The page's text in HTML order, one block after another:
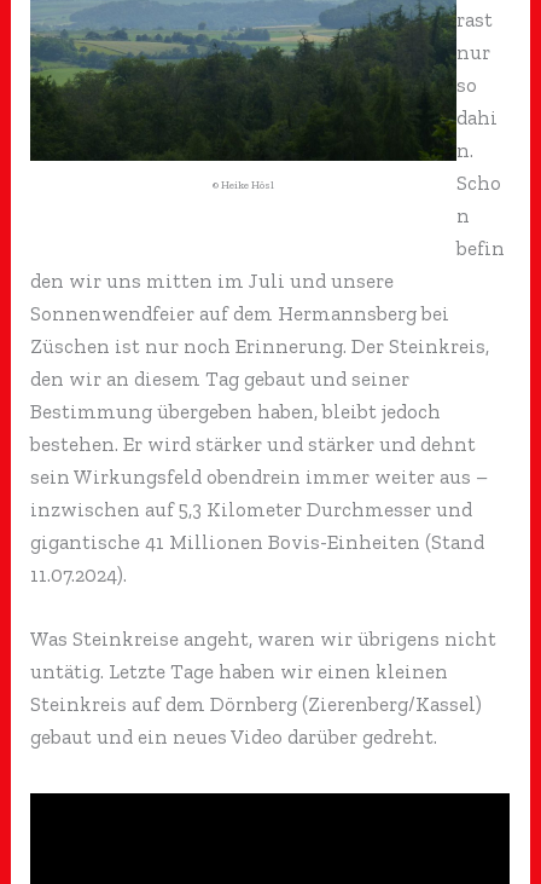
© Heike Hösl
rast
nur
so
dahi
n.
Scho
n
befin
den wir uns mitten im Juli und unsere
Sonnenwendfeier auf dem Hermannsberg bei
Züschen ist nur noch Erinnerung. Der Steinkreis,
den wir an diesem Tag gebaut und seiner
Bestimmung übergeben haben, bleibt jedoch
bestehen. Er wird stärker und stärker und dehnt
sein Wirkungsfeld obendrein immer weiter aus –
inzwischen auf 5,3 Kilometer Durchmesser und
gigantische 41 Millionen Bovis-Einheiten (Stand
11.07.2024).
Was Steinkreise angeht, waren wir übrigens nicht
untätig. Letzte Tage haben wir einen kleinen
Steinkreis auf dem Dörnberg (Zierenberg/Kassel)
gebaut und ein neues Video darüber gedreht.